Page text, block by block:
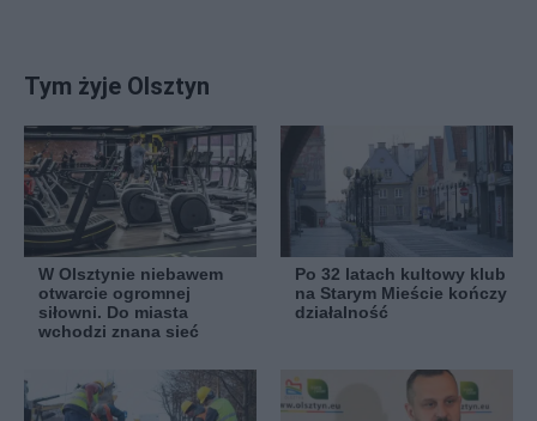
Tym żyje Olsztyn
W Olsztynie niebawem
otwarcie ogromnej
siłowni. Do miasta
wchodzi znana sieć
Po 32 latach kultowy klub
na Starym Mieście kończy
działalność